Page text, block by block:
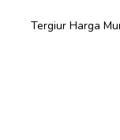
Tergiur Harga